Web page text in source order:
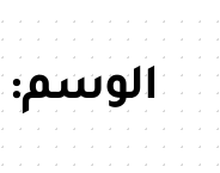
الوسم: